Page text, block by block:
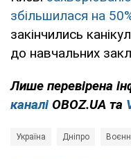
збільшилася на
закінчились
до навчальних
Лише перевірена
каналі OBOZ.UA та
Україна Дніпро